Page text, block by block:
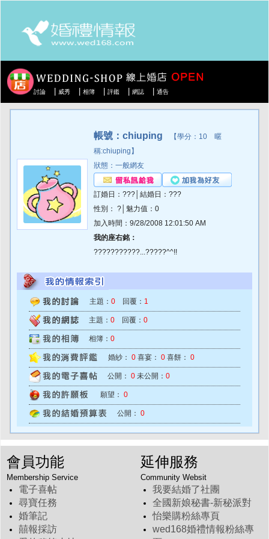
討論 威秀 相簿 評鑑 網誌 通告
帳號：chiuping 【學分：10 暱
稱:chiuping】
狀態：一般網友
訂婚日：???│結婚日：???
性別： ?│魅力值：0
加入時間：9/28/2008 12:01:50 AM
我的座右銘：
???????????...?????^^!!
主題： 0 回覆： 1
主題： 0 回覆： 0
相簿： 0
婚紗： 0 喜宴： 0 喜餅： 0
公開： 0 未公開： 0
願望： 0
公開： 0
會員功能
Membership Service
電子喜帖
尋寶任務
婚筆記
囍報採訪
延伸服務
Community Websit
我要結婚了社團
全國新娘秘書-新秘派對
怡樂購粉絲專頁
wed168婚禮情報粉絲專